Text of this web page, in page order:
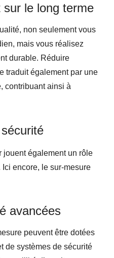
le long terme
non seulement vous
mais vous réalisez
durable. Réduire
traduit également par une
contribuant ainsi à
jouent également un rôle
encore, le sur-mesure
avancées
peuvent être dotées
de systèmes de sécurité